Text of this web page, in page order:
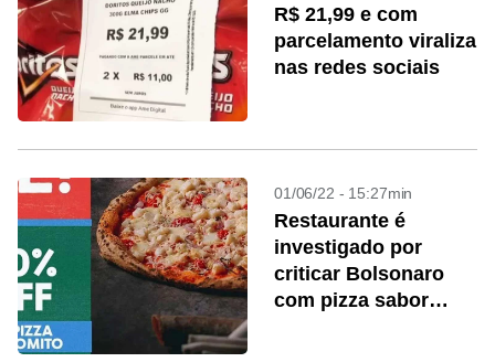
R$ 21,99 e com
parcelamento viraliza
nas redes sociais
01/06/22 - 15:27min
Restaurante é
investigado por
criticar Bolsonaro
com pizza sabor